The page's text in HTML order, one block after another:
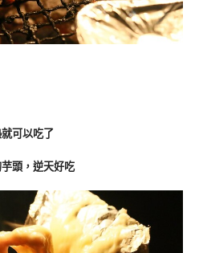
可以吃了
頭，逆天好吃